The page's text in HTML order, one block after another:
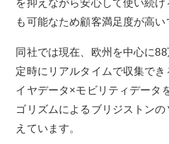
を抑えながら安心して使い続
も可能なため顧客満足度が高い
同社では現在、欧州を中心に88
定時にリアルタイムで収集で
イヤデータ×モビリティデータ
ゴリズムによるブリジストン
えています。